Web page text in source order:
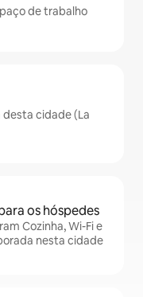
de trabalho
desta cidade (La
os hóspedes
Cozinha, Wi-Fi e
nesta cidade